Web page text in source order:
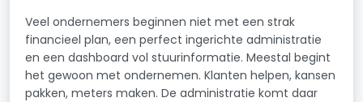
Veel ondernemers beginnen niet met een strak
financieel plan, een perfect ingerichte administratie
en een dashboard vol stuurinformatie. Meestal begint
het gewoon met ondernemen. Klanten helpen, kansen
pakken, meters maken. De administratie komt daar